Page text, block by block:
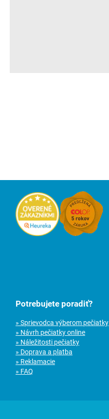
Potrebujete poradiť?
» Sprievodca výberom pečiatky
» Návrh pečiatky online
» Náležitosti pečiatky
» Doprava a platba
» Reklamacie
» FAQ